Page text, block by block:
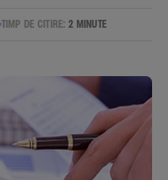
TIMP DE CITIRE:2 MINUTE